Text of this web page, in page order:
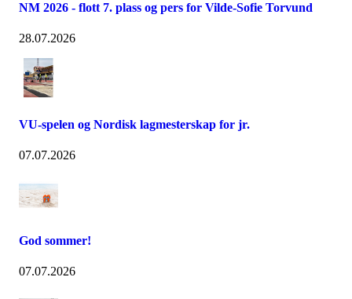
NM 2026 - flott 7. plass og pers for Vilde-Sofie Torvund
28.07.2026
VU-spelen og Nordisk lagmesterskap for jr.
07.07.2026
God sommer!
07.07.2026